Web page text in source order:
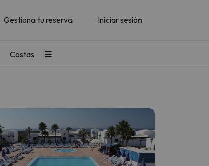
Gestiona tu reserva Iniciar sesión
Costas